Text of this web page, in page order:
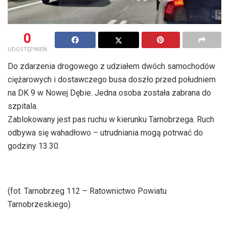
0
UDOSTĘPNIEŃ
Do zdarzenia drogowego z udziałem dwóch samochodów
ciężarowych i dostawczego busa doszło przed południem
na DK 9 w Nowej Dębie. Jedna osoba została zabrana do
szpitala.
Zablokowany jest pas ruchu w kierunku Tarnobrzega. Ruch
odbywa się wahadłowo – utrudniania mogą potrwać do
godziny 13.30.
(fot. Tarnobrzeg 112 – Ratownictwo Powiatu
Tarnobrzeskiego)